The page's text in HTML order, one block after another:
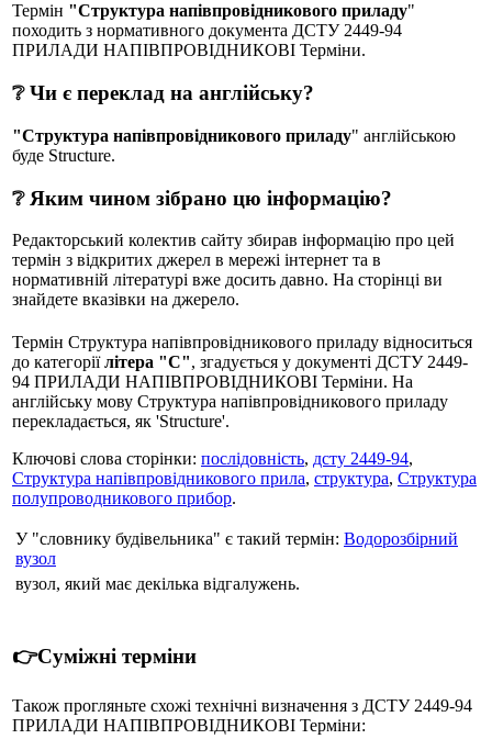
Термін "Структура напівпровідникового приладу"
походить з нормативного документа ДСТУ 2449-94
ПРИЛАДИ НАПІВПРОВІДНИКОВІ Терміни.
❔ Чи є переклад на англійську?
"Структура напівпровідникового приладу" англійською
буде Structure.
❔ Яким чином зібрано цю інформацію?
Редакторський колектив сайту збирав інформацію про цей
термін з відкритих джерел в мережі інтернет та в
нормативній літературі вже досить давно. На сторінці ви
знайдете вказівки на джерело.
Термін Структура напівпровідникового приладу відноситься
до категоріїлітера "С", згадується у документі ДСТУ 2449-
94 ПРИЛАДИ НАПІВПРОВІДНИКОВІ Терміни. На
англійську мову Структура напівпровідникового приладу
перекладається, як 'Structure'.
Ключові слова сторінки: послідовність, дсту 2449-94,
Структура напівпровідникового прила, структура, Структура
полупроводникового прибор.
У "словнику будівельника" є такий термін: Водорозбірний
вузол
вузол, який має декілька відгалужень.
👉Суміжні терміни
Також прогляньте схожі технічні визначення з ДСТУ 2449-94
ПРИЛАДИ НАПІВПРОВІДНИКОВІ Терміни: